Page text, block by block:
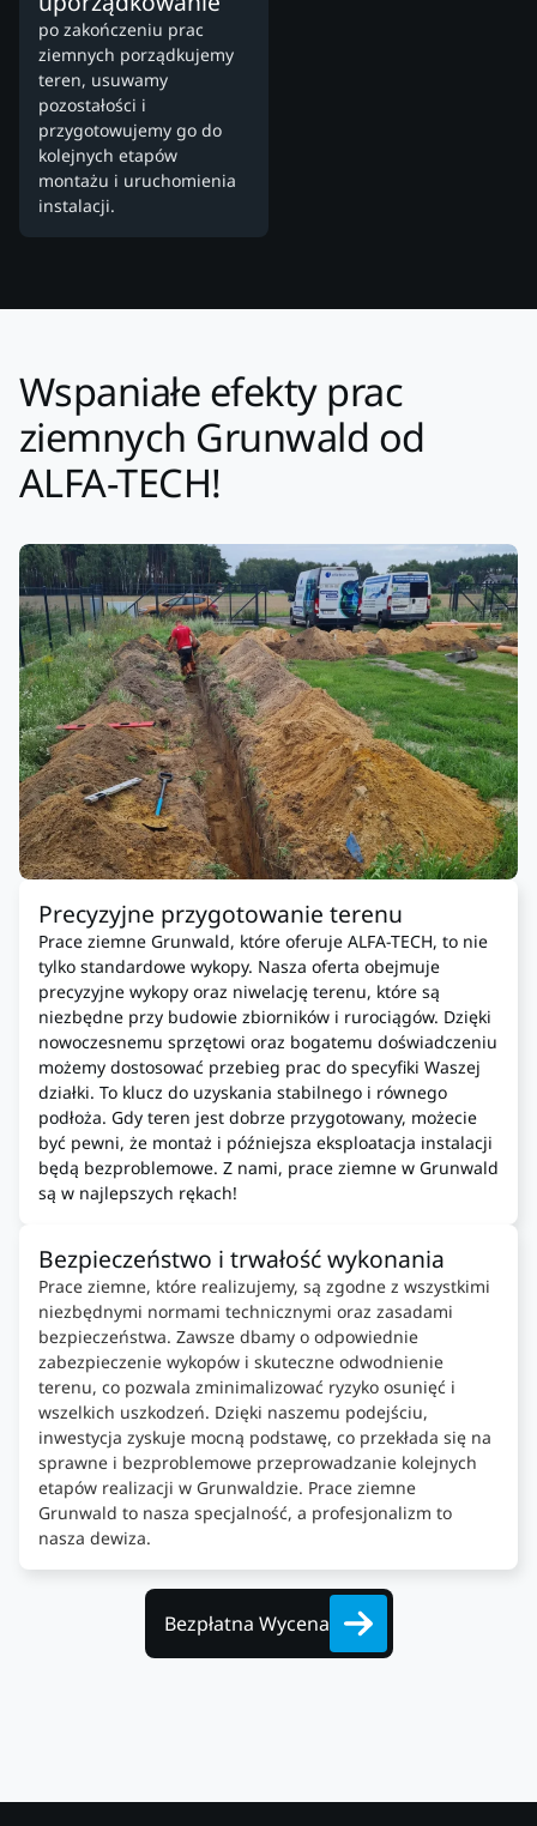
po zakończeniu prac
ziemnych porządkujemy
teren, usuwamy
pozostałości i
przygotowujemy go do
kolejnych etapów
montażu i uruchomienia
instalacji.
Wspaniałe efekty prac
ziemnych Grunwald od
ALFA-TECH!
Precyzyjne przygotowanie terenu
Prace ziemne Grunwald, które oferuje ALFA-TECH, to nie
tylko standardowe wykopy. Nasza oferta obejmuje
precyzyjne wykopy oraz niwelację terenu, które są
niezbędne przy budowie zbiorników i rurociągów. Dzięki
nowoczesnemu sprzętowi oraz bogatemu doświadczeniu
możemy dostosować przebieg prac do specyfiki Waszej
działki. To klucz do uzyskania stabilnego i równego
podłoża. Gdy teren jest dobrze przygotowany, możecie
być pewni, że montaż i późniejsza eksploatacja instalacji
będą bezproblemowe. Z nami, prace ziemne w Grunwald
są w najlepszych rękach!
Bezpieczeństwo i trwałość wykonania
Prace ziemne, które realizujemy, są zgodne z wszystkimi
niezbędnymi normami technicznymi oraz zasadami
bezpieczeństwa. Zawsze dbamy o odpowiednie
zabezpieczenie wykopów i skuteczne odwodnienie
terenu, co pozwala zminimalizować ryzyko osunięć i
wszelkich uszkodzeń. Dzięki naszemu podejściu,
inwestycja zyskuje mocną podstawę, co przekłada się na
sprawne i bezproblemowe przeprowadzanie kolejnych
etapów realizacji w Grunwaldzie. Prace ziemne
Grunwald to nasza specjalność, a profesjonalizm to
nasza dewiza.
Bezpłatna Wycena